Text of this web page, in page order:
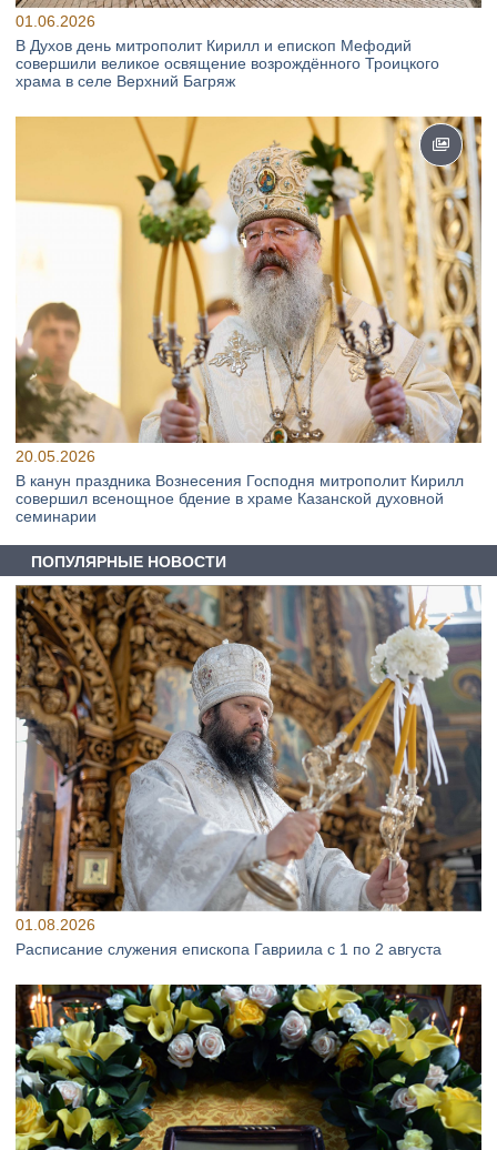
01.06.2026
В Духов день митрополит Кирилл и епископ Мефодий
совершили великое освящение возрождённого Троицкого
храма в селе Верхний Багряж
20.05.2026
В канун праздника Вознесения Господня митрополит Кирилл
совершил всенощное бдение в храме Казанской духовной
семинарии
ПОПУЛЯРНЫЕ НОВОСТИ
01.08.2026
Расписание служения епископа Гавриила с 1 по 2 августа